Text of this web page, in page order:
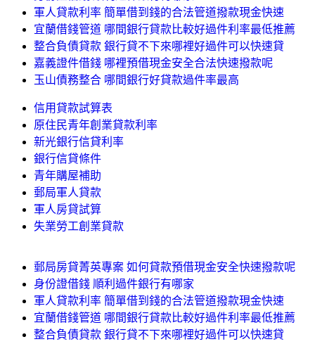
軍人貸款利率 簡單借到錢的合法管道撥款現金快速
宜蘭借錢管道 哪間銀行貸款比較好過件利率最低推薦
整合負債貸款 銀行貸不下來哪裡好過件可以快速貸
嘉義證件借錢 哪裡預借現金安全合法快速撥款呢
玉山債務整合 哪間銀行好貸款過件率最高
信用貸款試算表
原住民青年創業貸款利率
新光銀行信貸利率
銀行信貸條件
青年購屋補助
郵局軍人貸款
軍人房貸試算
失業勞工創業貸款
郵局房貸菁英專案 如何貸款預借現金安全快速撥款呢
身份證借錢 順利過件銀行有哪家
軍人貸款利率 簡單借到錢的合法管道撥款現金快速
宜蘭借錢管道 哪間銀行貸款比較好過件利率最低推薦
整合負債貸款 銀行貸不下來哪裡好過件可以快速貸